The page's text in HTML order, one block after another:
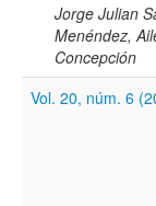
Todos los
Jorge Julian
Menéndez,
Concepción
Vol. 20, núm. 6